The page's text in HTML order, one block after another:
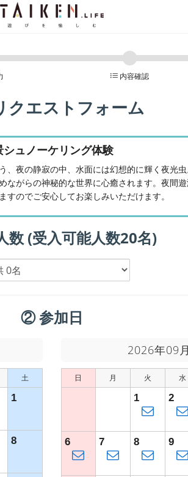
内容確認
クエストフォーム
ュノーケリング体験
、夜の静寂の中、水面には幻想的に輝く夜光
ながらの神秘的な世界に心癒されます。夜間
すのでご安心してお楽しみいただけます。
(受入可能人数20名)
② 参加日
土
1
8
2026年09月
日 月 火 水
1 2
6 7 8 9